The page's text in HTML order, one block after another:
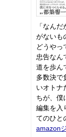
「なん
がないも
どうやっ
忠告なん
道を歩ん
多数決で
いオトナ
ちが、僕
編集を入
てのひと
amazon